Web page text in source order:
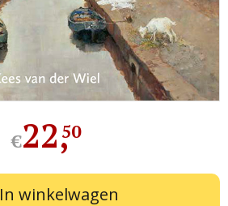
€22,
50
In winkelwagen